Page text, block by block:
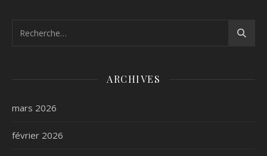
ARCHIVES
mars 2026
février 2026